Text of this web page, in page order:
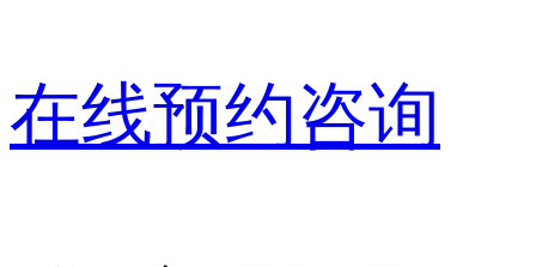
在线预约咨询